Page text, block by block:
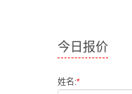
今日报价
姓名:*